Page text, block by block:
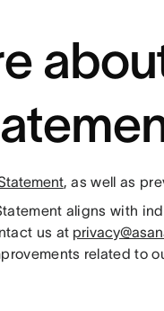
, as well as
aligns with
us at
related to